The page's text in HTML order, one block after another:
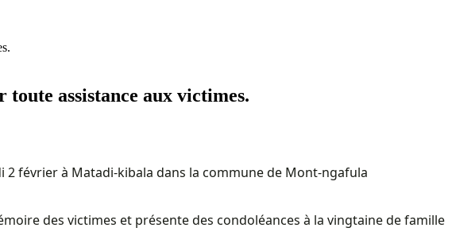
assistance aux victimes.
2 février à Matadi-kibala dans la commune de Mont-ngafula
des victimes et présente des condoléances à la vingtaine de famille